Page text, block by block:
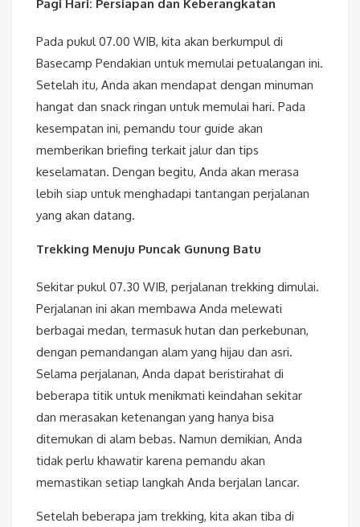
Pagi Hari: Persiapan dan Keberangkatan
Pada pukul 07.00 WIB, kita akan berkumpul di
Basecamp Pendakian untuk memulai petualangan ini.
Setelah itu, Anda akan mendapat dengan minuman
hangat dan snack ringan untuk memulai hari. Pada
kesempatan ini, pemandu tour guide akan
memberikan briefing terkait jalur dan tips
keselamatan. Dengan begitu, Anda akan merasa
lebih siap untuk menghadapi tantangan perjalanan
yang akan datang.
Trekking Menuju Puncak Gunung Batu
Sekitar pukul 07.30 WIB, perjalanan trekking dimulai.
Perjalanan ini akan membawa Anda melewati
berbagai medan, termasuk hutan dan perkebunan,
dengan pemandangan alam yang hijau dan asri.
Selama perjalanan, Anda dapat beristirahat di
beberapa titik untuk menikmati keindahan sekitar
dan merasakan ketenangan yang hanya bisa
ditemukan di alam bebas. Namun demikian, Anda
tidak perlu khawatir karena pemandu akan
memastikan setiap langkah Anda berjalan lancar.
Setelah beberapa jam trekking, kita akan tiba di